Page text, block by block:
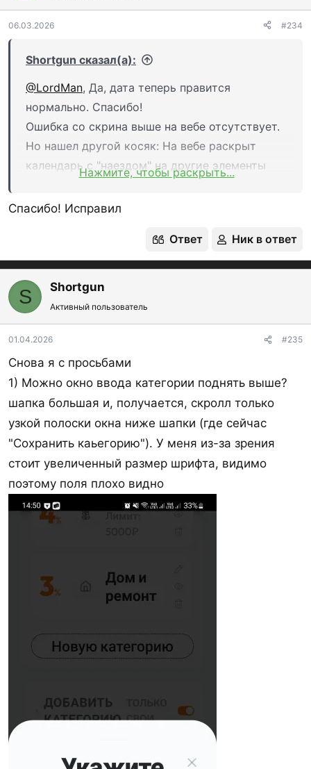
06.03.2026 #234
Shortgun сказал(а):
@LordMan, Да, дата теперь правится
нормально. Спасибо!
Ошибка со скрина выше на вебе отсутствует.
Но нашел другой косяк: На вебе раскрыт
календарь с "наездом" на другие элементы
Посмотреть вложение 17425
Нажмите, чтобы раскрыть...
Спасибо! Исправил
Ответ Ник в ответ
S Shortgun
Активный пользователь
01.04.2026 #235
Снова я с просьбами
1) Можно окно ввода категории поднять выше?
шапка большая и, получается, скролл только
узкой полоски окна ниже шапки (где сейчас
"Сохранить каьегорию"). У меня из-за зрения
стоит увеличенный размер шрифта, видимо
поэтому поля плохо видно